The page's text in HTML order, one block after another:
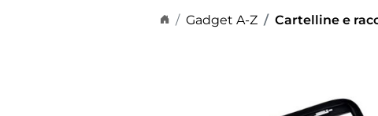
Home page
Gadget A-Z Cartelline e